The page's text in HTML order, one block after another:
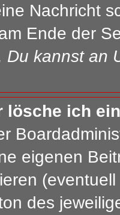
Nachricht
Ende der
Du kannst an
lösche ich
eigenen
des